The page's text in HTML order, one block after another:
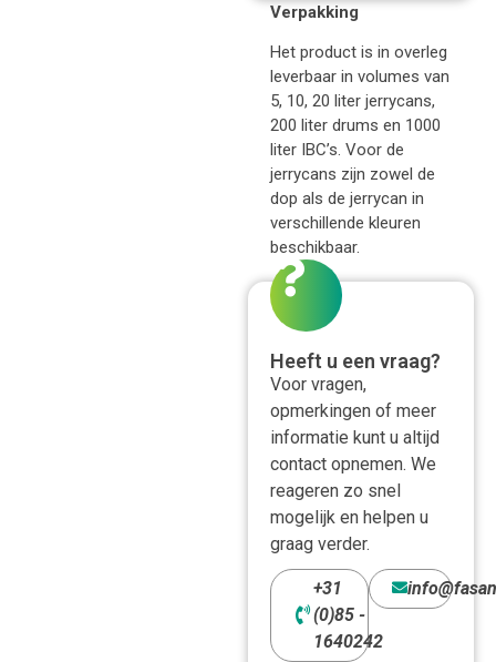
op alle
vrachtwagens.
tankwagens, treinen,
schepen, trams, bussen,
containers etc. Tevens bij
uitstek geschikt voor o.a.
dek reiniging in de
scheepvaart. Bevat geen
silicaten, veroorzaakt
geen witte strepen na het
afspoelen. Door inzet van
dit product wordt
mechanische bewerking
(bijv. borstelen) overbodig
waardoor een enorme
tijdsbesparing wordt
gerealiseerd.
Verwerkbaar d.m.v. lage-
en hogedrukapparatuur,
alsmede in
vrachtwagenwasstraten.
De oppervlakte-actieve
stoffen zijn voor meer
dan 90% biologisch
Verpakking
Het product is in overleg
leverbaar in volumes van
5, 10, 20 liter jerrycans,
200 liter drums en 1000
liter IBC’s. Voor de
jerrycans zijn zowel de
dop als de jerrycan in
verschillende kleuren
beschikbaar.
Heeft u een vraag?
Voor vragen,
opmerkingen of meer
informatie kunt u altijd
contact opnemen. We
reageren zo snel
mogelijk en helpen u
graag verder.
+31
(0)85 -
1640242